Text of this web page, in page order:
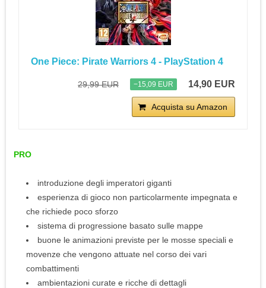
One Piece: Pirate Warriors 4 - PlayStation 4
29,99 EUR −15,09 EUR 14,90 EUR
Acquista su Amazon
PRO
introduzione degli imperatori giganti
esperienza di gioco non particolarmente impegnata e
che richiede poco sforzo
sistema di progressione basato sulle mappe
buone le animazioni previste per le mosse speciali e
movenze che vengono attuate nel corso dei vari
combattimenti
ambientazioni curate e ricche di dettagli